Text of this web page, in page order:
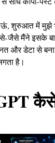
शुरुआत में मुझे
जैसे मैंने इसके
और डेटा से
है।